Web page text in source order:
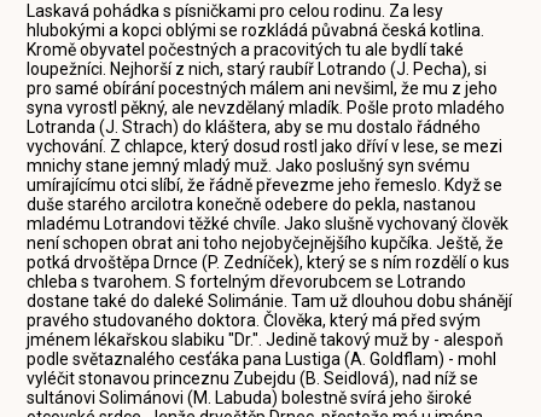
Laskavá pohádka s písničkami pro celou rodinu. Za lesy
hlubokými a kopci oblými se rozkládá půvabná česká kotlina.
Kromě obyvatel počestných a pracovitých tu ale bydlí také
loupežníci. Nejhorší z nich, starý raubíř Lotrando (J. Pecha), si
pro samé obírání pocestných málem ani nevšiml, že mu z jeho
syna vyrostl pěkný, ale nevzdělaný mladík. Pošle proto mladého
Lotranda (J. Strach) do kláštera, aby se mu dostalo řádného
vychování. Z chlapce, který dosud rostl jako dříví v lese, se mezi
mnichy stane jemný mladý muž. Jako poslušný syn svému
umírajícímu otci slíbí, že řádně převezme jeho řemeslo. Když se
duše starého arcilotra konečně odebere do pekla, nastanou
mladému Lotrandovi těžké chvíle. Jako slušně vychovaný člověk
není schopen obrat ani toho nejobyčejnějšího kupčíka. Ještě, že
potká drvoštěpa Drnce (P. Zedníček), který se s ním rozdělí o kus
chleba s tvarohem. S fortelným dřevorubcem se Lotrando
dostane také do daleké Solimánie. Tam už dlouhou dobu shánějí
pravého studovaného doktora. Člověka, který má před svým
jménem lékařskou slabiku "Dr.". Jedině takový muž by - alespoň
podle světaznalého cesťáka pana Lustiga (A. Goldflam) - mohl
vyléčit stonavou princeznu Zubejdu (B. Seidlová), nad níž se
sultánovi Solimánovi (M. Labuda) bolestně svírá jeho široké